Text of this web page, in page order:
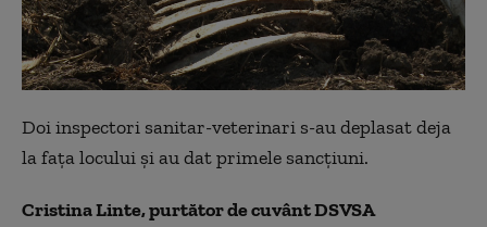
Doi inspectori sanitar-veterinari s-au deplasat deja
la faţa locului şi au dat primele sancţiuni.
Cristina Linte, purtător de cuvânt DSVSA